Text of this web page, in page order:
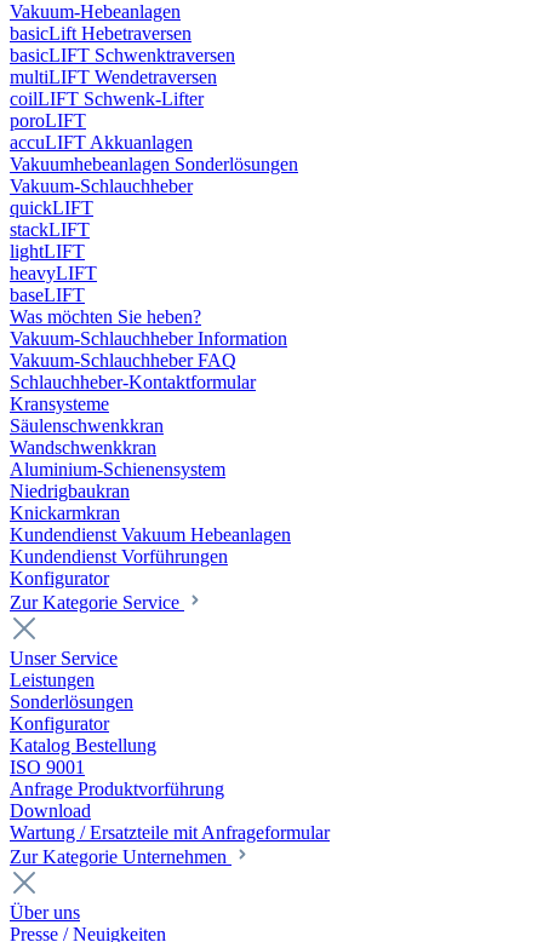
Vakuum-Hebeanlagen
basicLift Hebetraversen
basicLIFT Schwenktraversen
multiLIFT Wendetraversen
coilLIFT Schwenk-Lifter
poroLIFT
accuLIFT Akkuanlagen
Vakuumhebeanlagen Sonderlösungen
Vakuum-Schlauchheber
quickLIFT
stackLIFT
lightLIFT
heavyLIFT
baseLIFT
Was möchten Sie heben?
Vakuum-Schlauchheber Information
Vakuum-Schlauchheber FAQ
Schlauchheber-Kontaktformular
Kransysteme
Säulenschwenkkran
Wandschwenkkran
Aluminium-Schienensystem
Niedrigbaukran
Knickarmkran
Kundendienst Vakuum Hebeanlagen
Kundendienst Vorführungen
Konfigurator
Zur Kategorie Service
Unser Service
Leistungen
Sonderlösungen
Konfigurator
Katalog Bestellung
ISO 9001
Anfrage Produktvorführung
Download
Wartung / Ersatzteile mit Anfrageformular
Zur Kategorie Unternehmen
Über uns
Presse / Neuigkeiten